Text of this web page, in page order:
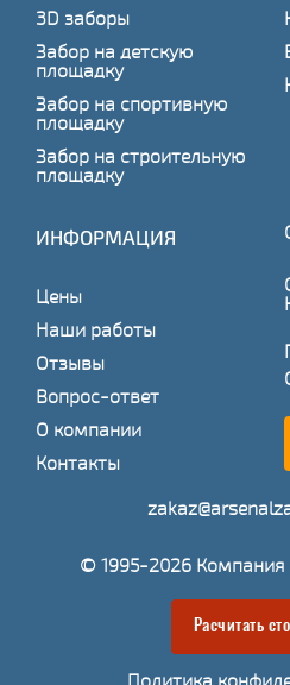
3D заборы
Забор на детскую
площадку
Забор на спортивную
площадку
Забор на строительную
площадку
ИНФОРМАЦИЯ
Цены
Наши работы
Отзывы
Вопрос-ответ
О компании
Контакты
© 1995-2026 Компания
Расчитать